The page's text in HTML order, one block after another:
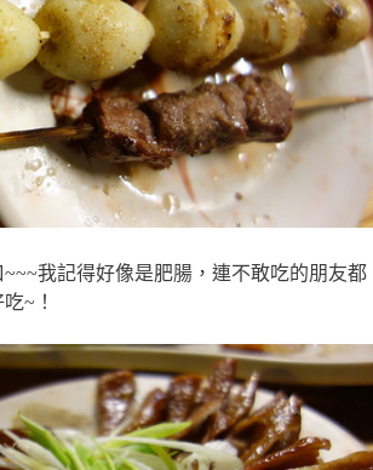
我記得好像是肥腸，連不敢吃的朋友都
~！